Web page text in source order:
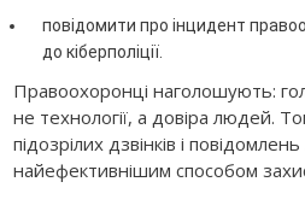
повідомити про інцидент
до кіберполіції.
Правоохоронці наголошують:
не технології, а довіра людей.
підозрілих дзвінків і
найефективнішим способом